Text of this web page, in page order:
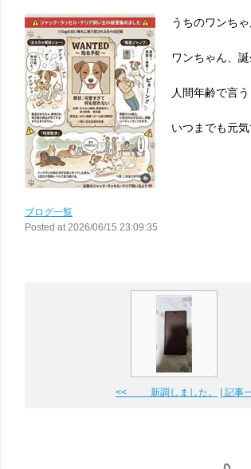
うちのワンち
ワンちゃん、誕
人間年齢で言
いつまでも元
ブログ一覧
Posted at 2026/06/15 23:09:35
<< 新調しました。 | 記事